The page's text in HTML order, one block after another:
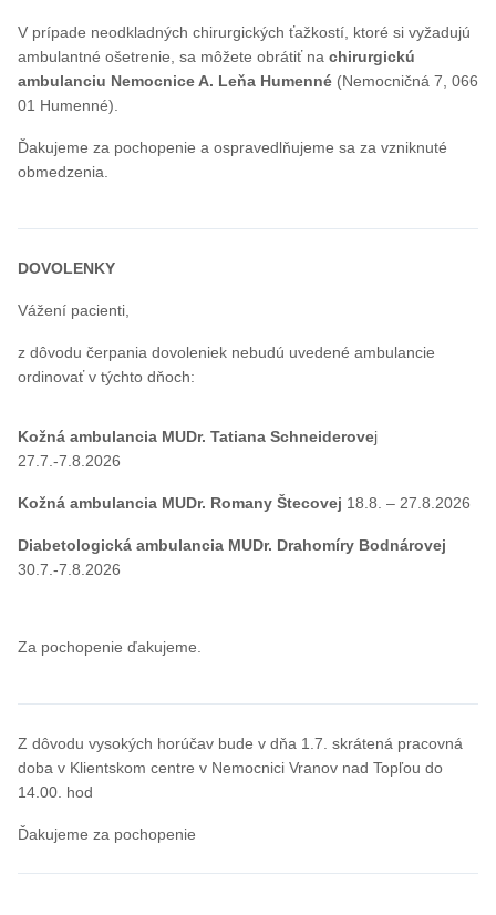
V prípade neodkladných chirurgických ťažkostí, ktoré si vyžadujú
ambulantné ošetrenie, sa môžete obrátiť na chirurgickú
ambulanciu Nemocnice A. Leňa Humenné (Nemocničná 7, 066
01 Humenné).
Ďakujeme za pochopenie a ospravedlňujeme sa za vzniknuté
obmedzenia.
DOVOLENKY
Vážení pacienti,
z dôvodu čerpania dovoleniek nebudú uvedené ambulancie
ordinovať v týchto dňoch:
Kožná ambulancia MUDr. Tatiana Schneiderovej
27.7.-7.8.2026
Kožná ambulancia MUDr. Romany Štecovej 18.8. – 27.8.2026
Diabetologická ambulancia MUDr. Drahomíry Bodnárovej
30.7.-7.8.2026
Za pochopenie ďakujeme.
Z dôvodu vysokých horúčav bude v dňa 1.7. skrátená pracovná
doba v Klientskom centre v Nemocnici Vranov nad Topľou do
14.00. hod
Ďakujeme za pochopenie